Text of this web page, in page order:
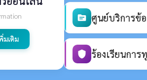
มเติม
source ศูนย์บริการข้
shield ร้องเรียนกา